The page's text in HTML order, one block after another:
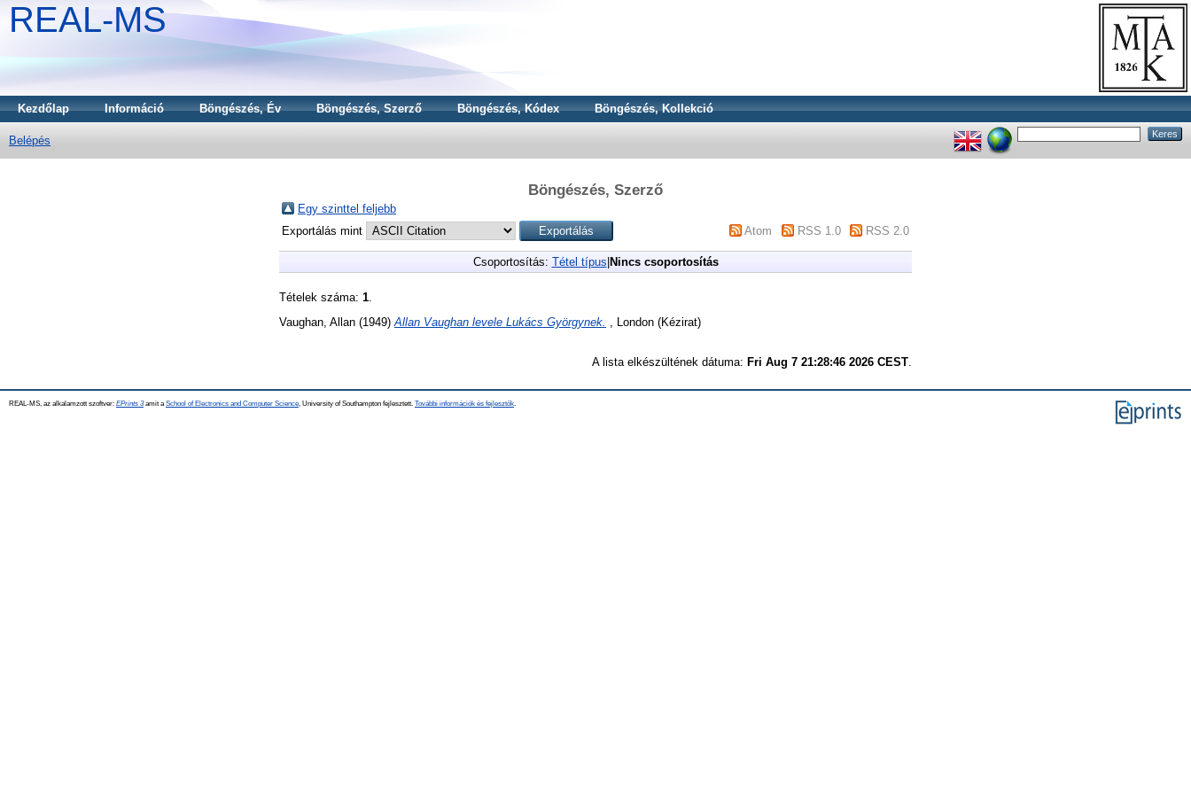
REAL-MS
Kezdőlap Információ Böngészés, Év Böngészés, Szerző Böngészés, Kódex Böngészés, Kollekció
Belépés
Böngészés, Szerző
Egy szinttel feljebb
Exportálás mint
Atom RSS 1.0 RSS 2.0
Csoportosítás: Tétel típus Nincs csoportosítás
Tételek száma: 1
Vaughan, Allan (1949) Allan Vaughan levele Lukács Györgynek. , London (Kézirat)
A lista elkészültének dátuma: Fri Aug 7 21:28:46 2026 CEST
REAL-MS, az alkalamzott szoftver: EPrints 3amit a School of Electronics and Computer Science , University of Southampton fejlesztett. További információk és fejlesztők